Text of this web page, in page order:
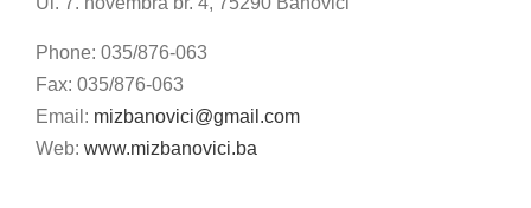
Phone: 035/876-063
Fax: 035/876-063
Email: mizbanovici@gmail.com
Web: www.mizbanovici.ba